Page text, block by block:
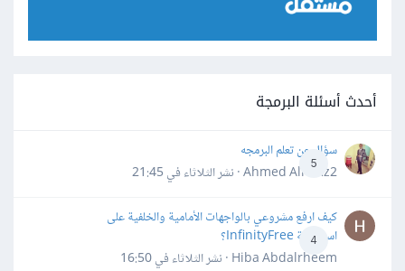
أحدث أسئلة البرمجة
5
سؤال عن تعلم البرمجه
Ahmed Alhafiz2 · نشر
الثلاثاء في 21:45
4
كيف ارفع مشروعي بالواجهات الأمامية والخلفية على
استضافة InfinityFree؟
Hiba Abdalrheem · نشر
الثلاثاء في 16:50